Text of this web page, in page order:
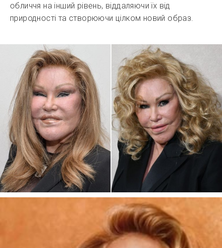
обличчя на інший рівень, віддаляючи їх від
природності та створюючи цілком новий образ.